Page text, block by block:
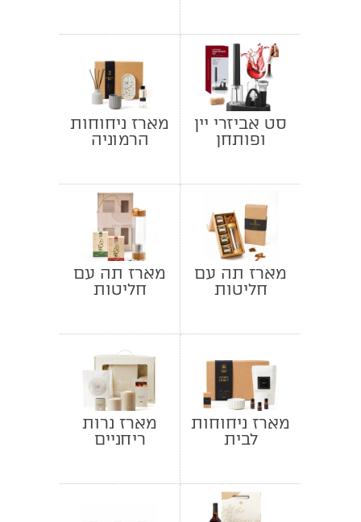
סט אביזרי יין
ופותחן
מארז ניחוחות
הרמוניה
מארז תה עם
חליטות
מארז תה עם
חליטות
מארז ניחוחות
לבית
מארז נרות
ריחניים